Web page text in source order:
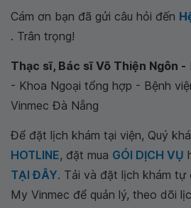
Cám ơn bạn đã gửi câu hỏi đến
. Trân trọng!
Thạc sĩ, Bác sĩ Võ Thiện Ngôn -
- Khoa Ngoại tổng hợp - Bệnh
Vinmec Đà Nẵng
Để đặt lịch khám tại viện, Quý
HOTLINE, đặt mua GÓI DỊCH VỤ
TẠI ĐÂY. Tải và đặt lịch khám tự
My Vinmec để quản lý, theo dõi